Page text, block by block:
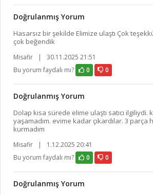
Doğrulanmış Yorum
Hasarsız bir şekilde Elimize ulaştı Çok
çok beğendik
Misafir |
30.11.2025 21:51
Bu yorum faydalı mı?
0 0
Doğrulanmış Yorum
Dolap kısa sürede elime ulaştı satıcı ilgiliydi.
yaşamadım. evime kadar çıkardılar. 3
kurmadım
Misafir |
1.12.2025 20:41
Bu yorum faydalı mı?
0 0
Doğrulanmış Yorum